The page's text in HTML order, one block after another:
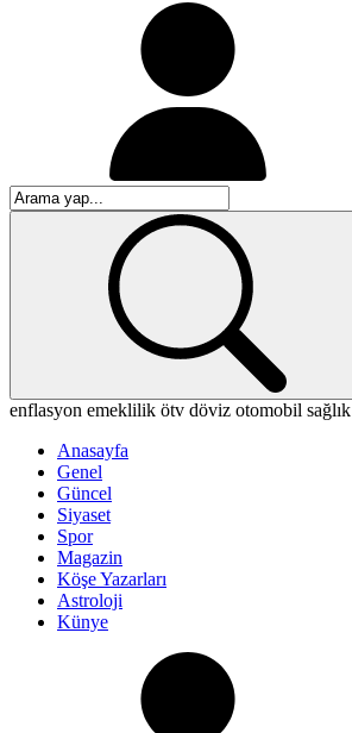
enflasyon emeklilik ötv döviz otomobil sağlık
Anasayfa
Genel
Güncel
Siyaset
Spor
Magazin
Köşe Yazarları
Astroloji
Künye